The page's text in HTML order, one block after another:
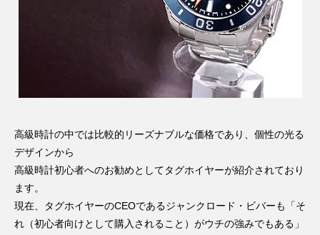
高級時計の中では比較的リーズナブルな価格であり、個性の光る
デザインから
高級時計初心者へのお勧めとしてタグホイヤーが紹介されており
ます。
現在、タグホイヤーのCEOであるジャンクロード・ビバーも「そ
れ（初心者向けとして購入されること）がウチの強みでもある」